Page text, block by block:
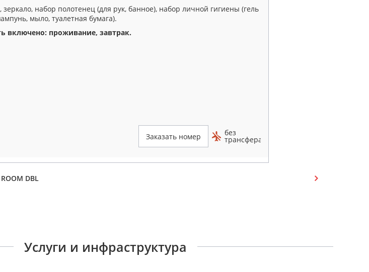
зеркало, набор полотенец (для рук, банное), набор личной гигиены (гель
мыло, туалетная бумага).
включено: проживание, завтрак.
Заказать номер без
трансфера
DBL
Услуги и инфраструктура